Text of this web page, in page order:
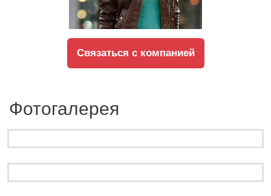
Связаться с компанией
Фотогалерея